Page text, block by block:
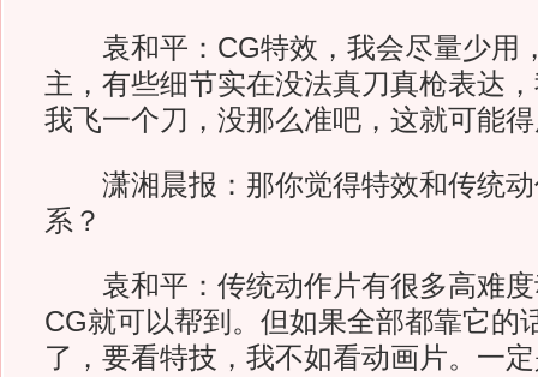
袁和平：CG特效，我会尽量少用
主，有些细节实在没法真刀真枪表达
我飞一个刀，没那么准吧，这就可能
潇湘晨报： 那你觉得特效和传统
系？
袁和平：传统动作片有很多高难度
CG就可以帮到。但如果全部都靠它的
了，要看特技，我不如看动画片。一